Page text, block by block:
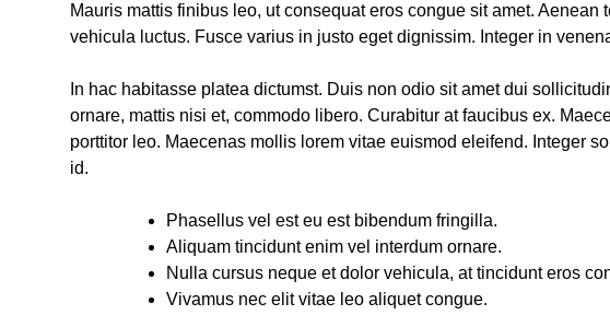
Mauris mattis finibus leo, ut consequat eros congue sit amet. Aenean
vehicula luctus. Fusce varius in justo eget dignissim. Integer in
In hac habitasse platea dictumst. Duis non odio sit amet dui
ornare, mattis nisi et, commodo libero. Curabitur at faucibus ex.
porttitor leo. Maecenas mollis lorem vitae euismod eleifend. Integer
id.
Phasellus vel est eu est bibendum fringilla.
Aliquam tincidunt enim vel interdum ornare.
Nulla cursus neque et dolor vehicula, at tincidunt eros
Vivamus nec elit vitae leo aliquet congue.